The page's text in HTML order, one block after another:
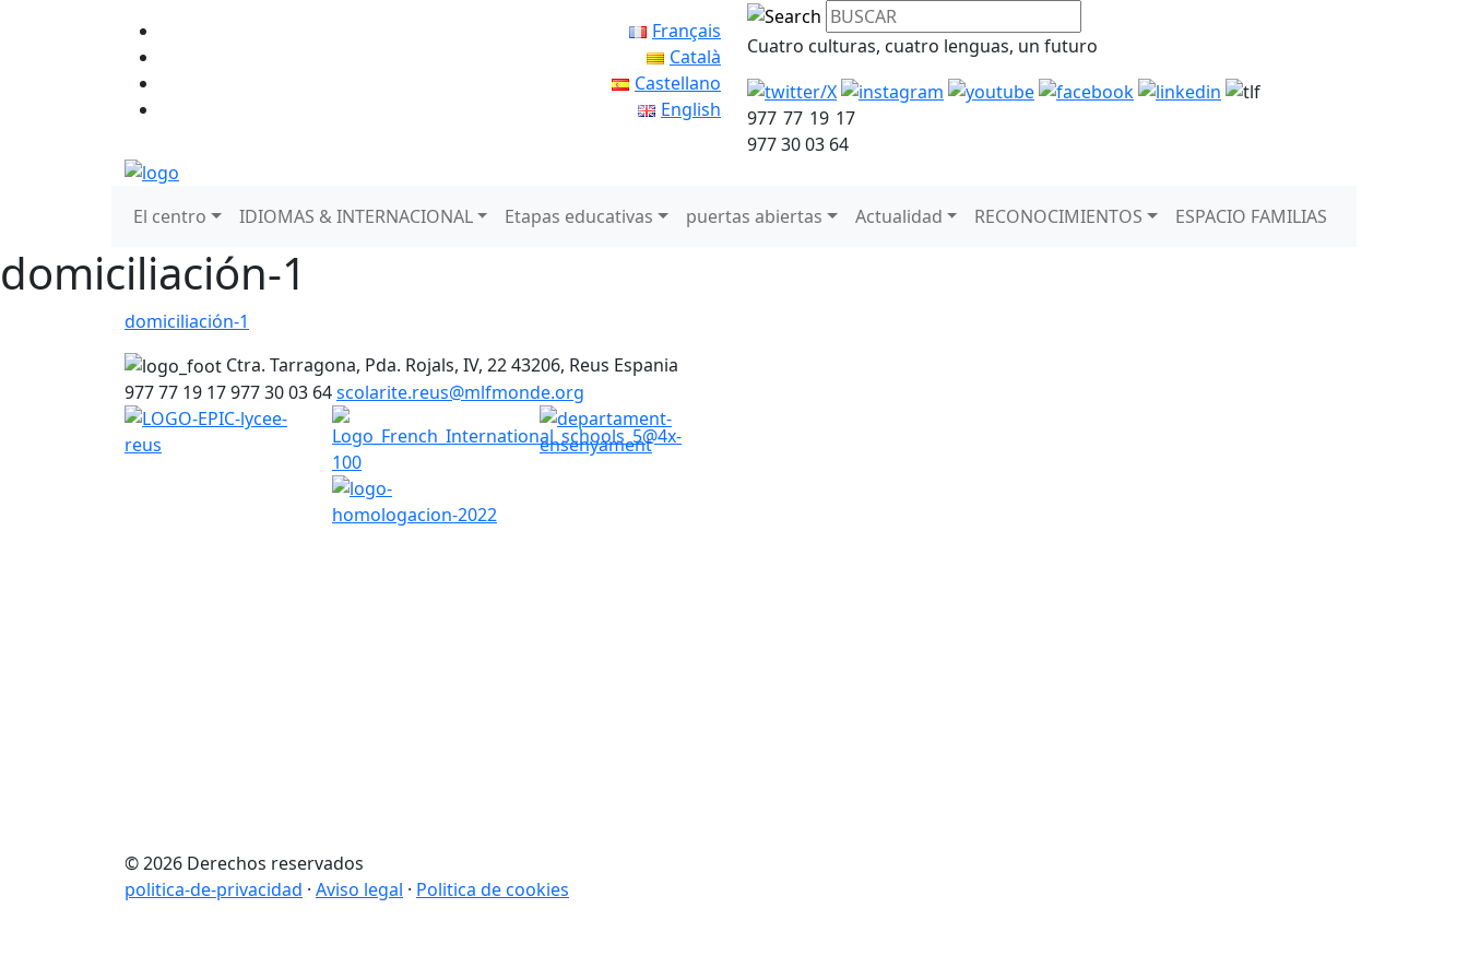
Français
Català
Castellano
English
Cuatro culturas, cuatro lenguas, un futuro
977 77 19 17
977 30 03 64
El centro IDIOMAS & INTERNACIONAL Etapas educativas puertas abiertas Actualidad RECONOCIMIENTOS ESPACIO FAMILIAS
domiciliación-1
domiciliación-1
Ctra. Tarragona, Pda. Rojals, IV, 2243206, Reus Espania
977 77 19 17977 30 03 64scolarite.reus@mlfmonde.org
© 2026 Derechos reservados
politica-de-privacidad · Aviso legal · Politica de cookies